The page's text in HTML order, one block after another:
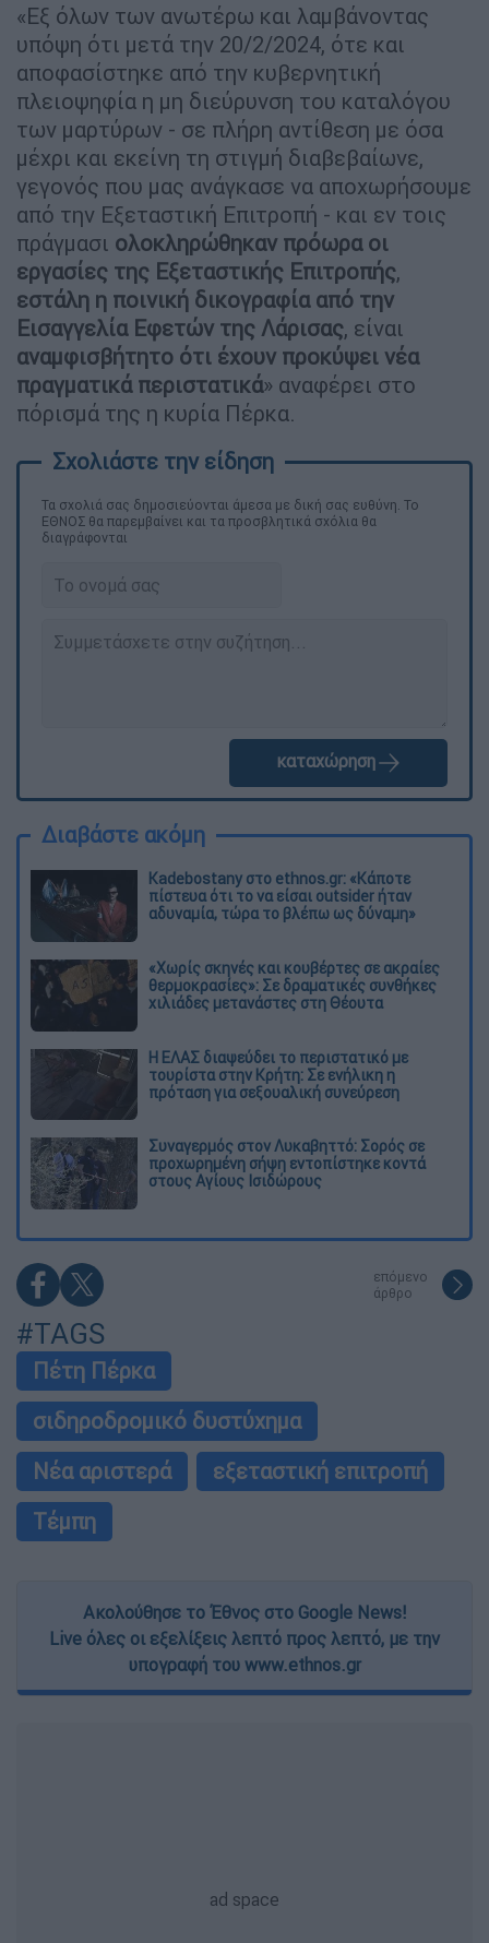
«Εξ όλων των ανωτέρω και λαμβάνοντας
υπόψη ότι μετά την 20/2/2024, ότε και
αποφασίστηκε από την κυβερνητική
πλειοψηφία η μη διεύρυνση του καταλόγου
των μαρτύρων - σε πλήρη αντίθεση με όσα
μέχρι και εκείνη τη στιγμή διαβεβαίωνε,
γεγονός που μας ανάγκασε να αποχωρήσουμε
από την Εξεταστική Επιτροπή - και εν τοις
πράγμασι ολοκληρώθηκαν πρόωρα οι
εργασίες της Εξεταστικής Επιτροπής,
εστάλη η ποινική δικογραφία από την
Εισαγγελία Εφετών της Λάρισας, είναι
αναμφισβήτητο ότι έχουν προκύψει νέα
πραγματικά περιστατικά» αναφέρει στο
πόρισμά της η κυρία Πέρκα.
Τα σχολιά σας δημοσιεύονται άμεσα με δική σας ευθύνη. Το
ΕΘΝΟΣ θα παρεμβαίνει και τα προσβλητικά σχόλια θα
διαγράφονται
καταχώρηση
Διαβάστε ακόμη
Kadebostany στο ethnos.gr: «Κάποτε
πίστευα ότι το να είσαι outsider ήταν
αδυναμία, τώρα το βλέπω ως δύναμη»
«Χωρίς σκηνές και κουβέρτες σε ακραίες
θερμοκρασίες»: Σε δραματικές συνθήκες
χιλιάδες μετανάστες στη Θέουτα
Η ΕΛΑΣ διαψεύδει το περιστατικό με
τουρίστα στην Κρήτη: Σε ενήλικη η
πρόταση για σεξουαλική συνεύρεση
Συναγερμός στον Λυκαβηττό: Σορός σε
προχωρημένη σήψη εντοπίστηκε κοντά
στους Αγίους Ισιδώρους
επόμενο
άρθρο
#TAGS
Πέτη Πέρκα
σιδηροδρομικό δυστύχημα
Νέα αριστερά
εξεταστική επιτροπή
Τέμπη
Ακολούθησε το Έθνος στο Google News!
Live όλες οι εξελίξεις λεπτό προς λεπτό, με την
υπογραφή του www.ethnos.gr